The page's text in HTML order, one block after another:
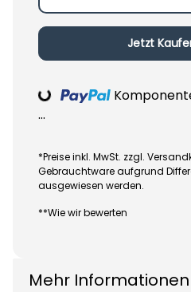
Jetzt
Loading...
...
*Preise inkl. MwSt. zzgl.
Gebrauchtware aufgrund
ausgewiesen werden.
**Wie wir bewerten
Mehr Informationen